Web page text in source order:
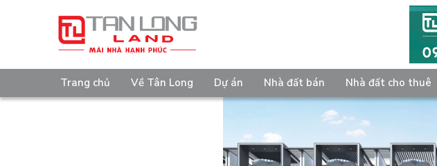
Trang chủ Về Tân Long Dự án Nhà đất bán Nhà đất cho thuê